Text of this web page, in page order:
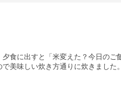
食に出すと「米変えた？今日のご
美味しい炊き方通りに炊きました